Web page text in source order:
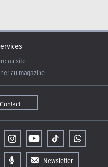
au site
au magazine
Contact
Newsletter